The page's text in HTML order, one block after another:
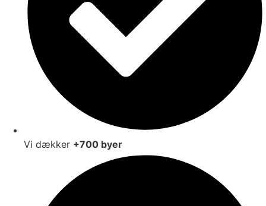
Vi dækker +700 byer